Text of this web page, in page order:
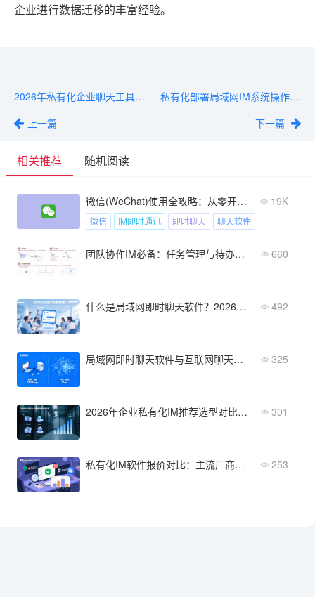
企业进行数据迁移的丰富经验。
2026年私有化企业聊天工具选型对比：四大主流方案深度评测
上一篇
私有化部署局域网IM系统操作指南：从规划到上线的完整实施步骤
下一篇
相关推荐 随机阅读
微信(WeChat)使用全攻略：从零开始学聊天 19K
微信 IM即时通讯 即时聊天 聊天软件
团队协作IM必备：任务管理与待办事项 660
什么是局域网即时聊天软件？2026年企业必备的内部沟通工具 492
局域网即时聊天软件与互联网聊天软件的差异在哪里？原理性解析 325
2026年企业私有化IM推荐选型对比：四大安全部署方案深度评测 301
私有化IM软件报价对比：主流厂商成本解析与选型指南 253